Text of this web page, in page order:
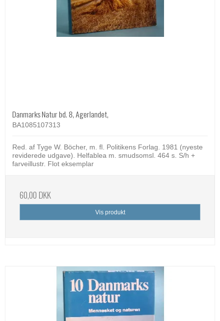
Danmarks Natur bd. 8, Agerlandet,
BA1085107313
Red. af Tyge W. Böcher, m. fl. Politikens Forlag. 1981 (nyeste
reviderede udgave). Helfablea m. smudsomsl. 464 s. S/h +
farveillustr. Flot eksemplar
60,00 DKK
Vis produkt